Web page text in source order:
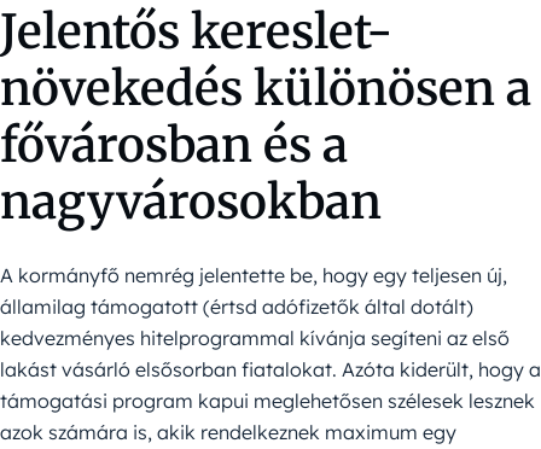
Jelentős kereslet-
növekedés különösen a
fővárosban és a
nagyvárosokban
A kormányfő nemrég jelentette be, hogy egy teljesen új,
államilag támogatott (értsd adófizetők által dotált)
kedvezményes hitelprogrammal kívánja segíteni az első
lakást vásárló elsősorban fiatalokat. Azóta kiderült, hogy a
támogatási program kapui meglehetősen szélesek lesznek
azok számára is, akik rendelkeznek maximum egy